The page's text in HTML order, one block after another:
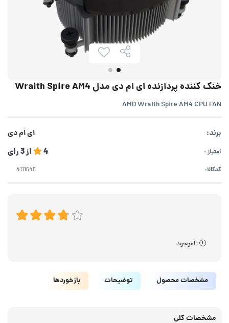
خنک کننده پردازنده ای ام دی مدل Wraith Spire AM4
AMD Wraith Spire AM4 CPU FAN
برند: ای ام دی
امتیاز : 4 از3رای
کدکالا:
ناموجود
مشخصات محصول توضیحات بازخوردها
مشخصات کلی